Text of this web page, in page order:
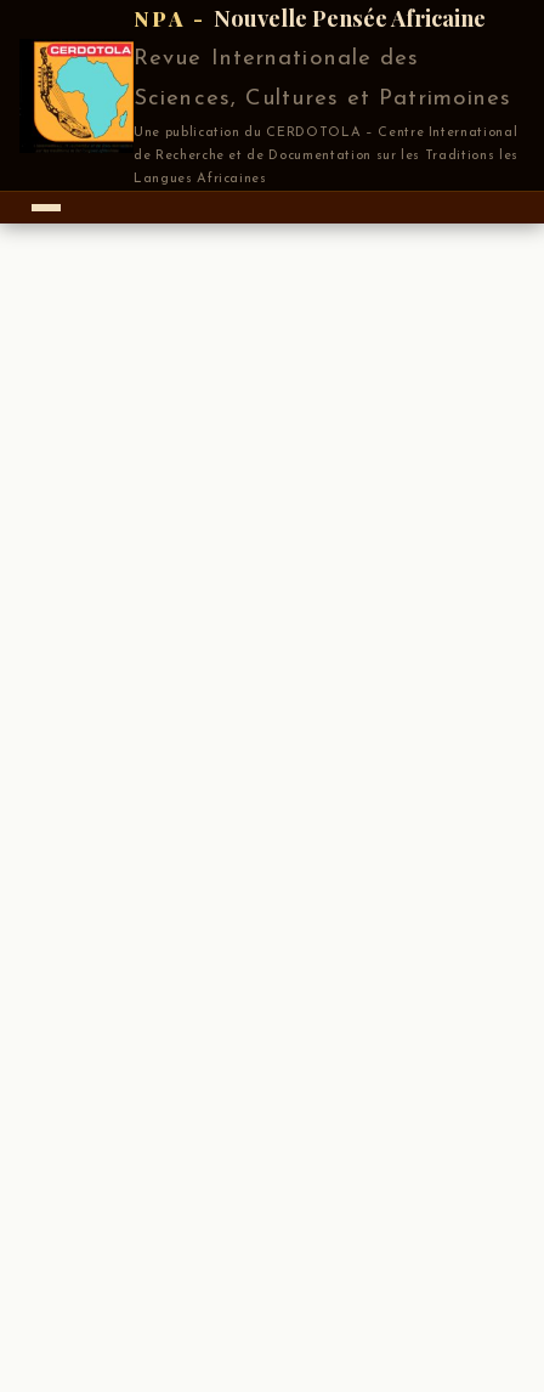
NPA -Nouvelle Pensée Africaine
Revue Internationale des
Sciences, Cultures et Patrimoines
Une publication du CERDOTOLA – Centre International
de Recherche et de Documentation sur les Traditions les
Langues Africaines